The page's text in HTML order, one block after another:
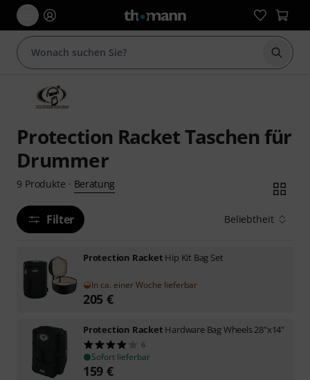
Suche
Protection Racket Taschen für
Drummer
9 Produkte · Beratung
Filter Beliebtheit
Protection Racket Hip Kit Bag Set
In ca. einer Woche lieferbar
205 €
Protection Racket Hardware Bag Wheels 28"x14"
6
Sofort lieferbar
159 €